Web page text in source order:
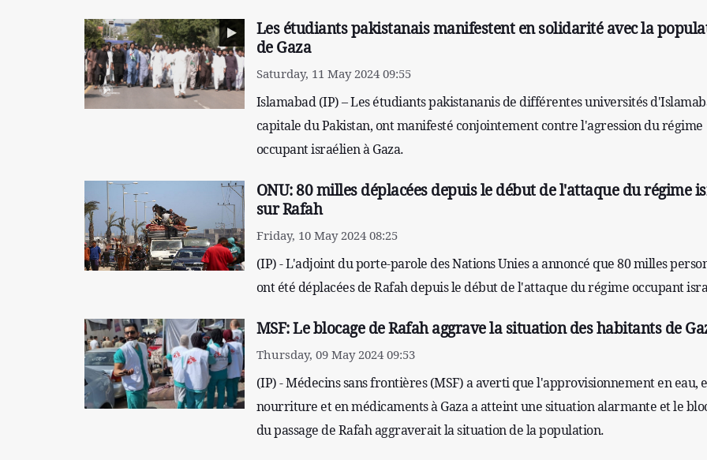
Les étudiants pakistanais manifestent en solidarité avec la
de Gaza
Saturday, 11 May 2024 09:55
Islamabad (IP) – Les étudiants pakistananis de différentes universités
capitale du Pakistan, ont manifesté conjointement contre l'agression du régime
occupant israélien à Gaza.
ONU: 80 milles déplacées depuis le début de l'attaque du régime
sur Rafah
Friday, 10 May 2024 08:25
(IP) - L'adjoint du porte-parole des Nations Unies a annoncé que 80 milles
ont été déplacées de Rafah depuis le début de l'attaque du régime occupant
MSF: Le blocage de Rafah aggrave la situation des habitants de
Thursday, 09 May 2024 09:53
(IP) - Médecins sans frontières (MSF) a averti que l'approvisionnement en eau,
nourriture et en médicaments à Gaza a atteint une situation alarmante et le
du passage de Rafah aggraverait la situation de la population.